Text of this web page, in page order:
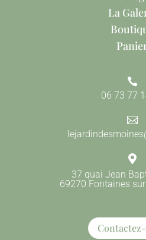
La

06 73 77


37 quai Jean
69270 Fontaines